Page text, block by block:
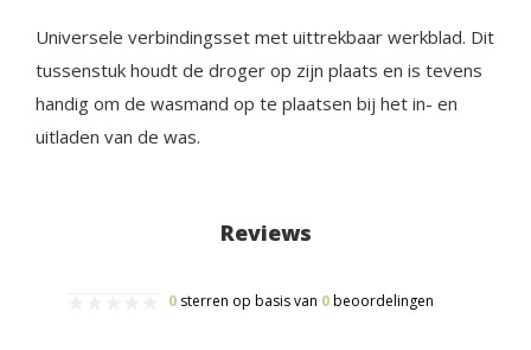
Universele verbindingsset met uittrekbaar werkblad. Dit
tussenstuk houdt de droger op zijn plaats en is tevens
handig om de wasmand op te plaatsen bij het in- en
uitladen van de was.
Reviews
0 sterren op basis van 0beoordelingen